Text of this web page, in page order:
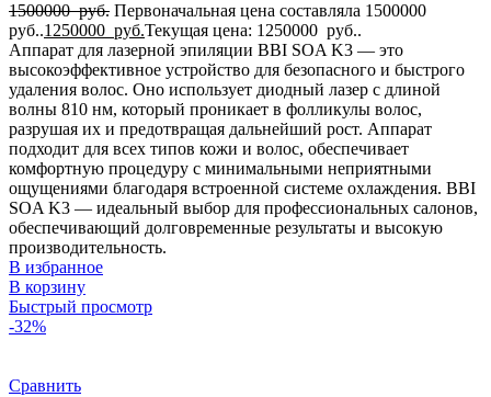
1500000руб. Первоначальная цена составляла 1500000
руб..1250000 руб.Текущая цена: 1250000 руб..
Аппарат для лазерной эпиляции BBI SOA K3 — это
высокоэффективное устройство для безопасного и быстрого
удаления волос. Оно использует диодный лазер с длиной
волны 810 нм, который проникает в фолликулы волос,
разрушая их и предотвращая дальнейший рост. Аппарат
подходит для всех типов кожи и волос, обеспечивает
комфортную процедуру с минимальными неприятными
ощущениями благодаря встроенной системе охлаждения. BBI
SOA K3 — идеальный выбор для профессиональных салонов,
обеспечивающий долговременные результаты и высокую
производительность.
В избранное
В корзину
Быстрый просмотр
-32%
Сравнить